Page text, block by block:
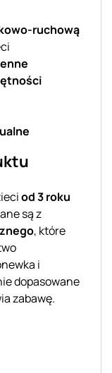
ruchową
od 3 roku
są z
, które
i
dopasowane
zabawę.